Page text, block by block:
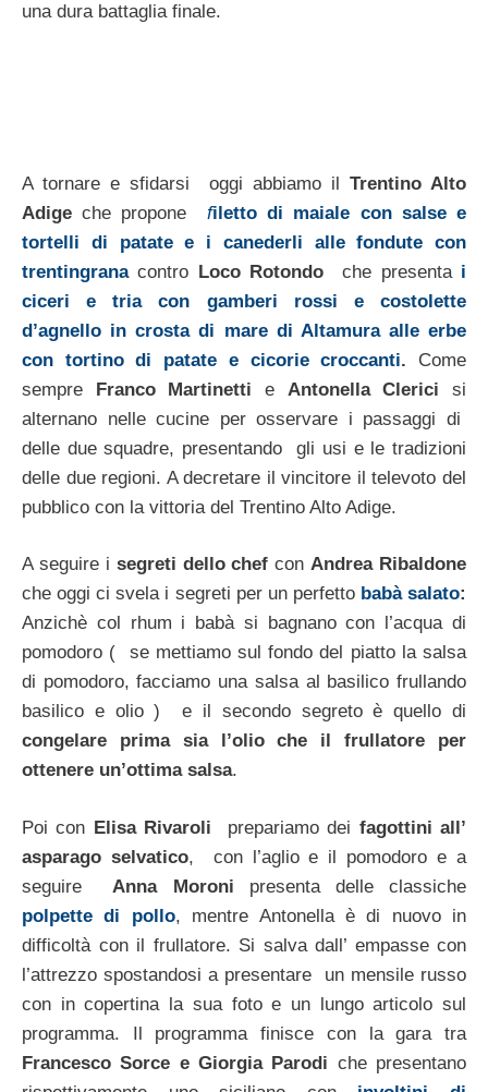
una dura battaglia finale.
A tornare e sfidarsi oggi abbiamo il Trentino Alto
Adige che propone filetto di maiale con salse e
tortelli di patate e i canederli alle fondute con
trentingranacontro Loco Rotondo che presenta i
ciceri e tria con gamberi rossi e costolette
d’agnello in crosta di mare di Altamura alle erbe
con tortino di patate e cicorie croccanti. Come
sempre Franco Martinetti e Antonella Clerici si
alternano nelle cucine per osservare i passaggi di
delle due squadre, presentando gli usi e le tradizioni
delle due regioni. A decretare il vincitore il televoto del
pubblico con la vittoria del Trentino Alto Adige.
A seguire i segreti dello chefconAndrea Ribaldone
che oggi ci svela i segreti per un perfetto babà salato:
Anzichè col rhum i babà si bagnano con l’acqua di
pomodoro ( se mettiamo sul fondo del piatto la salsa
di pomodoro, facciamo una salsa al basilico frullando
basilico e olio ) e il secondo segreto è quello di
congelare prima sia l’olio che il frullatore per
ottenere un’ottima salsa.
Poi con Elisa Rivaroli prepariamo dei fagottini all’
asparago selvatico, con l’aglio e il pomodoro e a
seguire Anna Moroni presenta delle classiche
polpette di pollo, mentre Antonella è di nuovo in
difficoltà con il frullatore. Si salva dall’ empasse con
l’attrezzo spostandosi a presentare un mensile russo
con in copertina la sua foto e un lungo articolo sul
programma. Il programma finisce con la gara tra
Francesco Sorce e Giorgia Parodi che presentano